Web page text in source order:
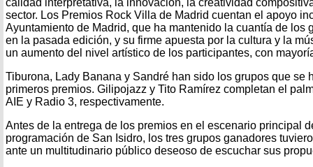
sector. Los Premios Rock Villa de Madrid cuentan el apoyo
Ayuntamiento de Madrid, que ha mantenido la cuantía de los
en la pasada edición, y su firme apuesta por la cultura y la
un aumento del nivel artístico de los participantes, con
Tiburona, Lady Banana y Sandré han sido los grupos que se
primeros premios. Gilipojazz y Tito Ramírez completan el
AIE y Radio 3, respectivamente.
Antes de la entrega de los premios en el escenario principal
programación de San Isidro, los tres grupos ganadores
ante un multitudinario público deseoso de escuchar sus